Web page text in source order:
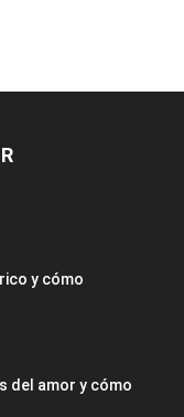
y cómo
del amor y cómo